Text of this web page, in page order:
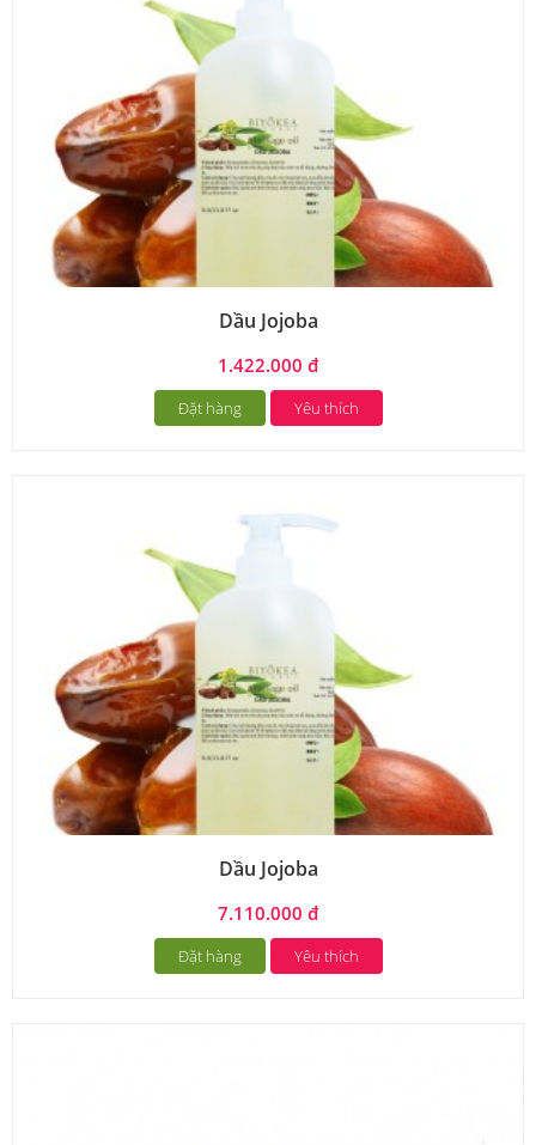
Dầu Jojoba
1.422.000 đ
Đặt hàng Yêu thích
Dầu Jojoba
7.110.000 đ
Đặt hàng Yêu thích